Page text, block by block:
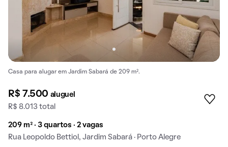
Casa para alugar em Jardim Sabará de 209 m².
R$ 7.500 aluguel
R$ 8.013 total
209 m² · 3 quartos · 2 vagas
Rua Leopoldo Bettiol, Jardim Sabará · Porto Alegre